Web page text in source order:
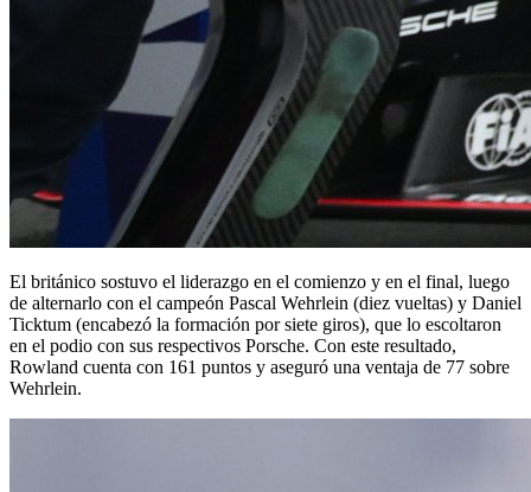
El británico sostuvo el liderazgo en el comienzo y en el final, luego
de alternarlo con el campeón Pascal Wehrlein (diez vueltas) y Daniel
Ticktum (encabezó la formación por siete giros), que lo escoltaron
en el podio con sus respectivos Porsche. Con este resultado,
Rowland cuenta con 161 puntos y aseguró una ventaja de 77 sobre
Wehrlein.